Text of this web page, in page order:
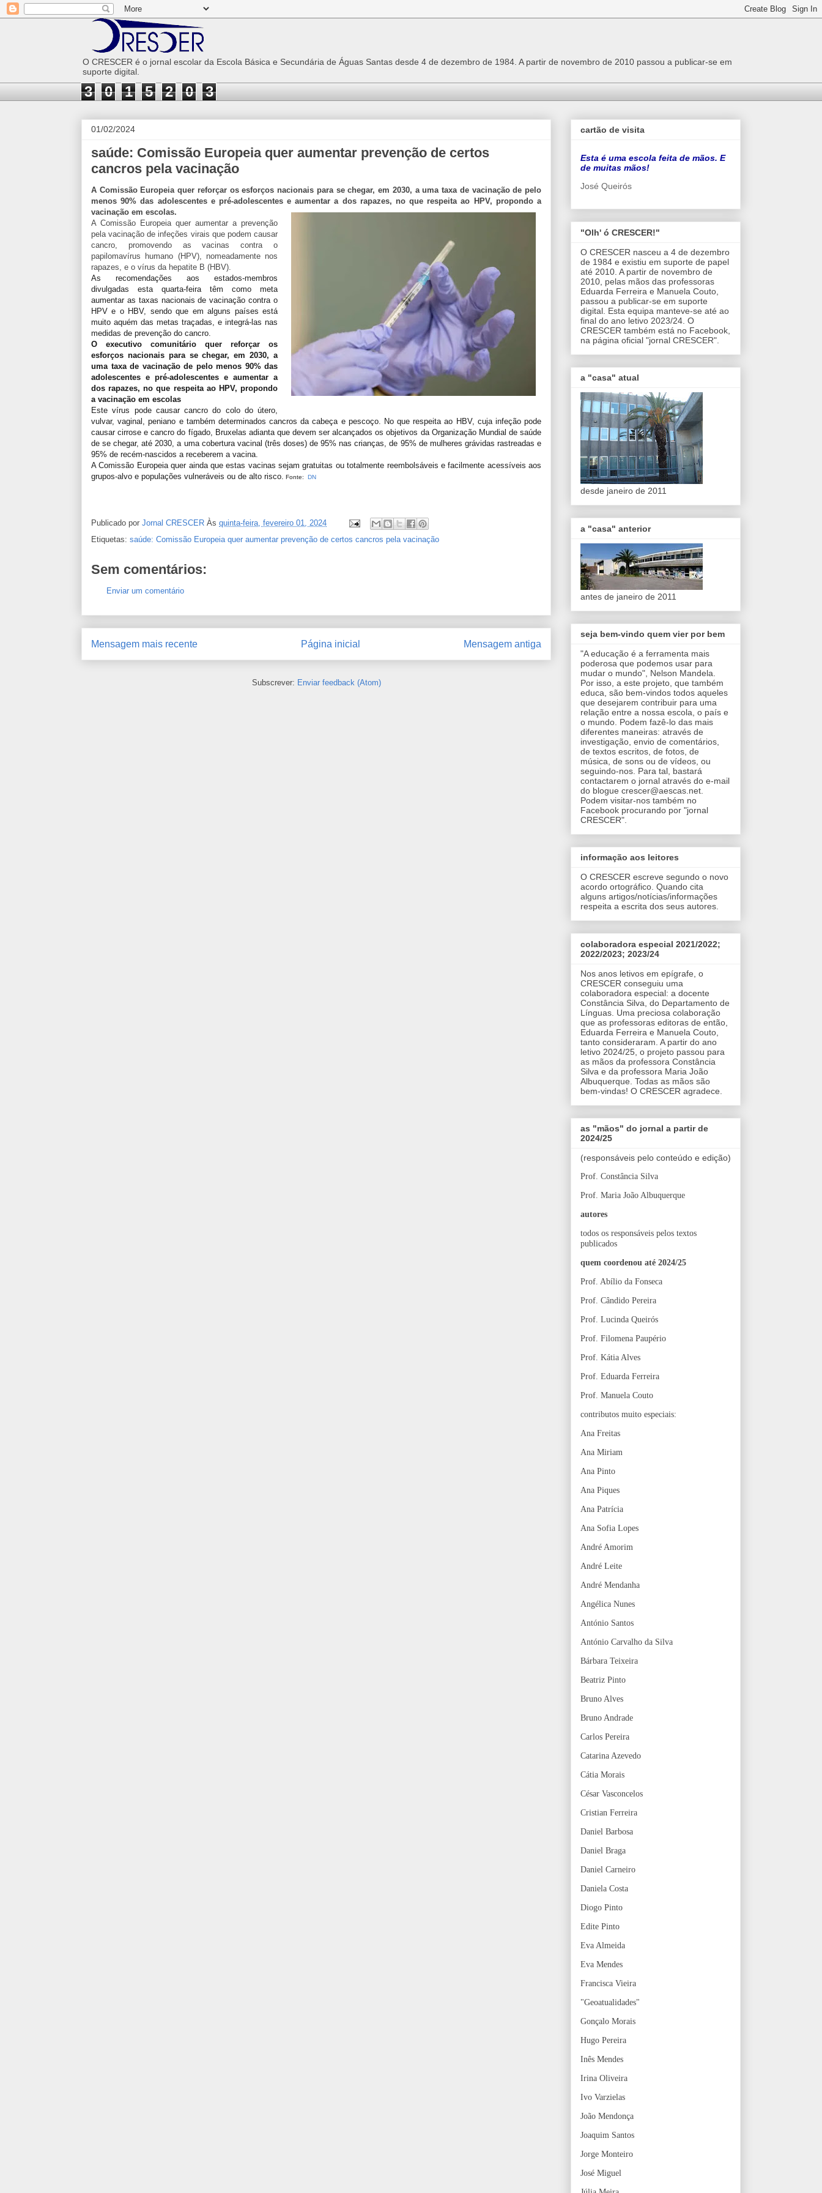
O CRESCER é o jornal escolar da Escola Básica e Secundária de Águas Santas desde 4 de dezembro de 1984. A partir de novembro de 2010 passou a publicar-se em
suporte digital.
3 0 1 5 2 0 3
01/02/2024
saúde: Comissão Europeia quer aumentar prevenção de certos
cancros pela vacinação
A Comissão Europeia quer reforçar os esforços nacionais para se chegar, em 2030, a uma taxa de vacinação de pelo
menos 90% das adolescentes e pré-adolescentes e aumentar a dos rapazes, no que respeita ao HPV, propondo a
vacinação em escolas.
A Comissão Europeia quer aumentar a prevenção
pela vacinação de infeções virais que podem causar
cancro, promovendo as vacinas contra o
papilomavírus humano (HPV), nomeadamente nos
rapazes, e o vírus da hepatite B (HBV).
As recomendações aos estados-membros
divulgadas esta quarta-feira têm como meta
aumentar as taxas nacionais de vacinação contra o
HPV e o HBV, sendo que em alguns países está
muito aquém das metas traçadas, e integrá-las nas
medidas de prevenção do cancro.
O executivo comunitário quer reforçar os
esforços nacionais para se chegar, em 2030, a
uma taxa de vacinação de pelo menos 90% das
adolescentes e pré-adolescentes e aumentar a
dos rapazes, no que respeita ao HPV, propondo
a vacinação em escolas
Este vírus pode causar cancro do colo do útero,
vulvar, vaginal, peniano e também determinados cancros da cabeça e pescoço. No que respeita ao HBV, cuja infeção pode
causar cirrose e cancro do fígado, Bruxelas adianta que devem ser alcançados os objetivos da Organização Mundial de saúde
de se chegar, até 2030, a uma cobertura vacinal (três doses) de 95% nas crianças, de 95% de mulheres grávidas rastreadas e
95% de recém-nascidos a receberem a vacina.
A Comissão Europeia quer ainda que estas vacinas sejam gratuitas ou totalmente reembolsáveis e facilmente acessíveis aos
grupos-alvo e populações vulneráveis ou de alto risco. Fonte: DN
Publicado por Jornal CRESCER Às quinta-feira, fevereiro 01, 2024
Etiquetas: saúde: Comissão Europeia quer aumentar prevenção de certos cancros pela vacinação
Sem comentários:
Enviar um comentário
Mensagem mais recente Mensagem antiga
Página inicial
Subscrever: Enviar feedback (Atom)
cartão de visita
Esta é uma escola feita de mãos. E
de muitas mãos!
José Queirós
"Olh' ó CRESCER!"
O CRESCER nasceu a 4 de dezembro
de 1984 e existiu em suporte de papel
até 2010. A partir de novembro de
2010, pelas mãos das professoras
Eduarda Ferreira e Manuela Couto,
passou a publicar-se em suporte
digital. Esta equipa manteve-se até ao
final do ano letivo 2023/24. O
CRESCER também está no Facebook,
na página oficial "jornal CRESCER".
a "casa" atual
desde janeiro de 2011
a "casa" anterior
antes de janeiro de 2011
seja bem-vindo quem vier por bem
"A educação é a ferramenta mais
poderosa que podemos usar para
mudar o mundo", Nelson Mandela.
Por isso, a este projeto, que também
educa, são bem-vindos todos aqueles
que desejarem contribuir para uma
relação entre a nossa escola, o país e
o mundo. Podem fazê-lo das mais
diferentes maneiras: através de
investigação, envio de comentários,
de textos escritos, de fotos, de
música, de sons ou de vídeos, ou
seguindo-nos. Para tal, bastará
contactarem o jornal através do e-mail
do blogue crescer@aescas.net.
Podem visitar-nos também no
Facebook procurando por "jornal
CRESCER".
informação aos leitores
O CRESCER escreve segundo o novo
acordo ortográfico. Quando cita
alguns artigos/notícias/informações
respeita a escrita dos seus autores.
colaboradora especial 2021/2022;
2022/2023; 2023/24
Nos anos letivos em epígrafe, o
CRESCER conseguiu uma
colaboradora especial: a docente
Constância Silva, do Departamento de
Línguas. Uma preciosa colaboração
que as professoras editoras de então,
Eduarda Ferreira e Manuela Couto,
tanto consideraram. A partir do ano
letivo 2024/25, o projeto passou para
as mãos da professora Constância
Silva e da professora Maria João
Albuquerque. Todas as mãos são
bem-vindas! O CRESCER agradece.
as "mãos" do jornal a partir de
2024/25
(responsáveis pelo conteúdo e edição)
Prof. Constância Silva
Prof. Maria João Albuquerque
autores
todos os responsáveis pelos textos
publicados
quem coordenou até 2024/25
Prof. Abílio da Fonseca
Prof. Cândido Pereira
Prof. Lucinda Queirós
Prof. Filomena Paupério
Prof. Kátia Alves
Prof. Eduarda Ferreira
Prof. Manuela Couto
contributos muito especiais:
Ana Freitas
Ana Miriam
Ana Pinto
Ana Piques
Ana Patrícia
Ana Sofia Lopes
André Amorim
André Leite
André Mendanha
Angélica Nunes
António Santos
António Carvalho da Silva
Bárbara Teixeira
Beatriz Pinto
Bruno Alves
Bruno Andrade
Carlos Pereira
Catarina Azevedo
Cátia Morais
César Vasconcelos
Cristian Ferreira
Daniel Barbosa
Daniel Braga
Daniel Carneiro
Daniela Costa
Diogo Pinto
Edite Pinto
Eva Almeida
Eva Mendes
Francisca Vieira
"Geoatualidades"
Gonçalo Morais
Hugo Pereira
Inês Mendes
Irina Oliveira
Ivo Varzielas
João Mendonça
Joaquim Santos
Jorge Monteiro
José Miguel